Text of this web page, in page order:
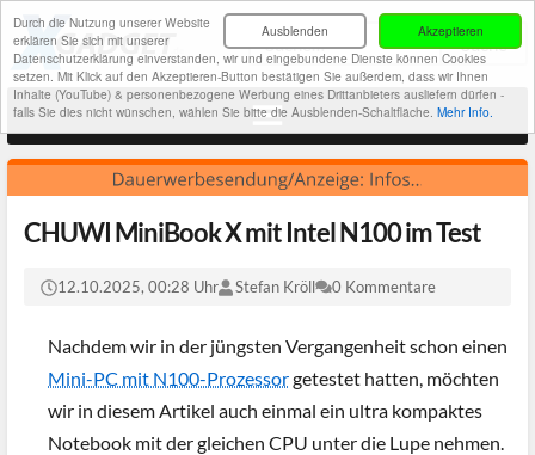
Akzeptieren
Ausblenden
Durch die Nutzung unserer Website
erklären Sie sich mit unserer
Datenschutzerklärung einverstanden, wir und eingebundene Dienste können Cookies
setzen. Mit Klick auf den Akzeptieren-Button bestätigen Sie außerdem, dass wir Ihnen
Inhalte (YouTube) & personenbezogene Werbung eines Drittanbieters ausliefern dürfen -
falls Sie dies nicht wünschen, wählen Sie bitte die Ausblenden-Schaltfläche. Mehr Info.
CHUWI MiniBook X mit Intel N100 im Test
12.10.2025, 00:28 Uhr Stefan Kröll 0 Kommentare
Nachdem wir in der jüngsten Vergangenheit schon einen
Mini-PC mit N100-Prozessorgetestet hatten, möchten
wir in diesem Artikel auch einmal ein ultra kompaktes
Notebook mit der gleichen CPU unter die Lupe nehmen.